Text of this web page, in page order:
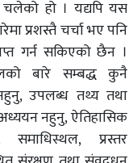
हो । यद्यपि यस
प्रशस्तै चर्चा भए पनि
गर्न सकिएको छैन ।
बारे सम्बद्ध कुनै
उपलब्ध तथ्य तथा
नहुनु, ऐतिहासिक
प्रस्तर